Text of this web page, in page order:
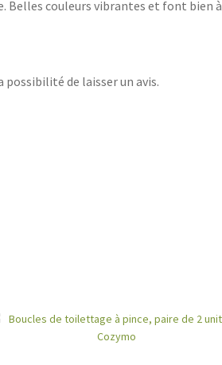
Belles couleurs vibrantes et font bien à
de laisser un avis.